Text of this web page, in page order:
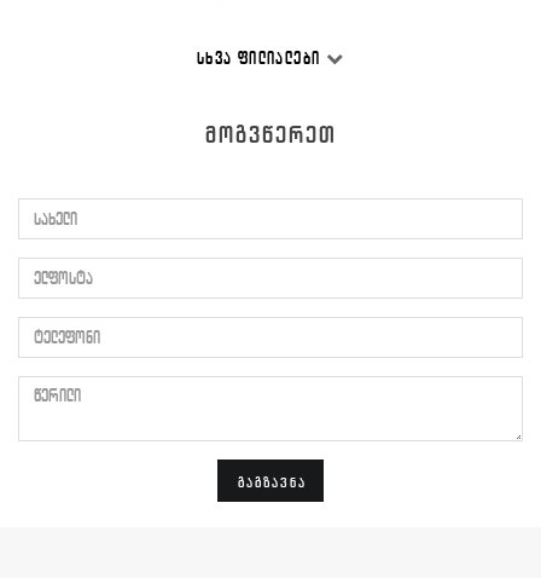
ᲡᲮᲕᲐ ᲤᲘᲚᲘᲐᲚᲔᲑᲘ
ᲛᲝᲒᲕᲬᲔᲠᲔᲗ
ᲒᲐᲒᲖᲐᲕᲜᲐ